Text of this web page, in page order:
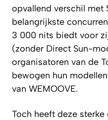
opvallend verschil met
belangrijkste
3 000 nits biedt voor
(zonder Direct Sun-
organisatoren van de
bewogen hun
van WEMOOVE.
Toch heeft deze sterke